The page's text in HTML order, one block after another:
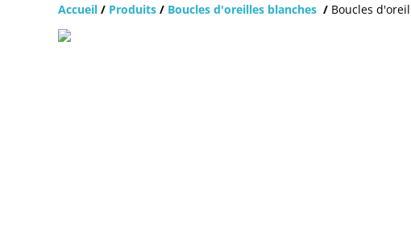
Accueil / Produits / Boucles d'oreilles blanches / Boucles